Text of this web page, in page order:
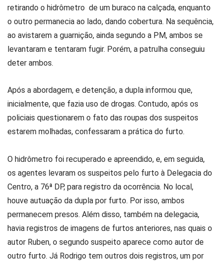
retirando o hidrômetro de um buraco na calçada, enquanto
o outro permanecia ao lado, dando cobertura. Na sequência,
ao avistarem a guarnição, ainda segundo a PM, ambos se
levantaram e tentaram fugir. Porém, a patrulha conseguiu
deter ambos.
Após a abordagem, e detenção, a dupla informou que,
inicialmente, que fazia uso de drogas. Contudo, após os
policiais questionarem o fato das roupas dos suspeitos
estarem molhadas, confessaram a prática do furto.
O hidrômetro foi recuperado e apreendido, e, em seguida,
os agentes levaram os suspeitos pelo furto à Delegacia do
Centro, a 76ª DP, para registro da ocorrência. No local,
houve autuação da dupla por furto. Por isso, ambos
permanecem presos. Além disso, também na delegacia,
havia registros de imagens de furtos anteriores, nas quais o
autor Ruben, o segundo suspeito aparece como autor de
outro furto. Já Rodrigo tem outros dois registros, um por